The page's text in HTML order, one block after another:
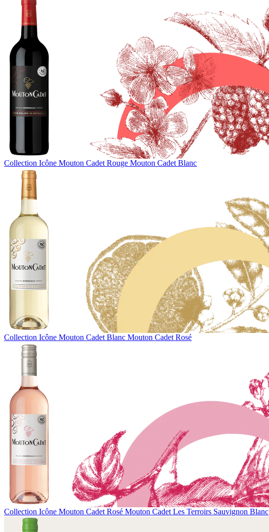
Collection Icône Mouton Cadet Rouge Mouton Cadet Blanc
Collection Icône Mouton Cadet Blanc Mouton Cadet Rosé
Collection Icône Mouton Cadet Rosé Mouton Cadet Les Terroirs Sauvignon Blanc